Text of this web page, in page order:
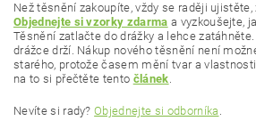
Než těsnění zakoupíte, vždy se raději
Objednejte si vzorky zdarma a vyzkoušejte,
Těsnění zatlačte do drážky a lehce
drážce drží. Nákup nového těsnění není
starého, protože časem mění tvar a
na to si přečtěte tento článek.
Nevíte si rady?Objednejte si odborníka .